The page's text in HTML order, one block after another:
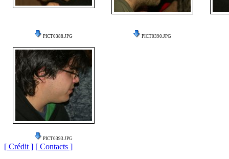
PICT0388.JPG PICT0390.JPG
PICT0393.JPG
[ Crédit ] [ Contacts ]